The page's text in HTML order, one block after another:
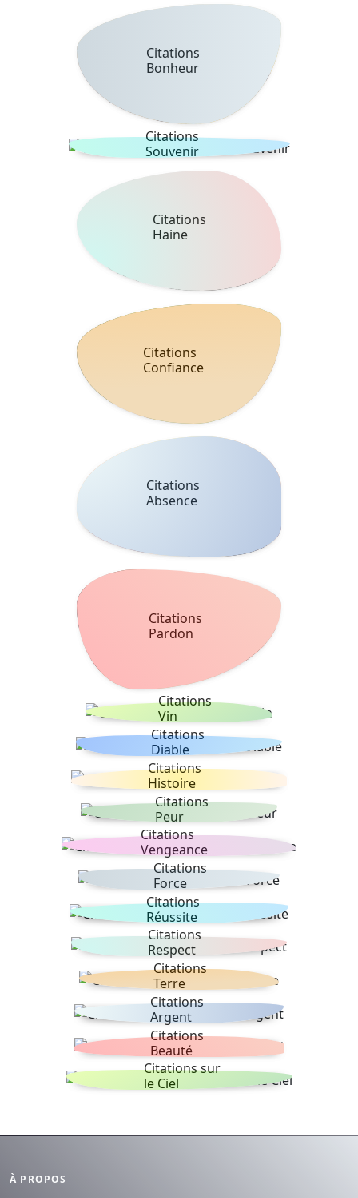
Citations
Bonheur
Citations
Souvenir
Citations
Haine
Citations
Confiance
Citations
Absence
Citations
Pardon
Citations
Vin
Citations
Diable
Citations
Histoire
Citations
Peur
Citations
Vengeance
Citations
Force
Citations
Réussite
Citations
Respect
Citations
Terre
Citations
Argent
Citations
Beauté
Citations sur
le Ciel
À PROPOS